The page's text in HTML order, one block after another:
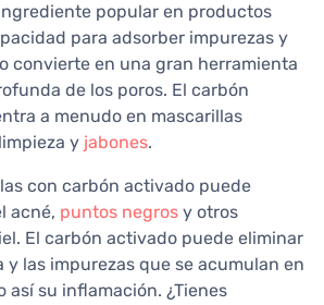
popular en productos
para adsorber impurezas y
convierte en una gran herramienta
de los poros. El carbón
a menudo en mascarillas
y jabones.
con carbón activado puede
acné, puntos negros y otros
El carbón activado puede eliminar
y las impurezas que se acumulan en
así su inflamación. ¿Tienes